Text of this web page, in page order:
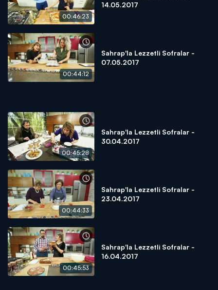
00:46:23
14.05.2017
00:44:12
Sahrap'la Lezzetli Sofralar -
07.05.2017
00:45:28
Sahrap'la Lezzetli Sofralar -
30.04.2017
00:44:33
Sahrap'la Lezzetli Sofralar -
23.04.2017
00:45:53
Sahrap'la Lezzetli Sofralar -
16.04.2017